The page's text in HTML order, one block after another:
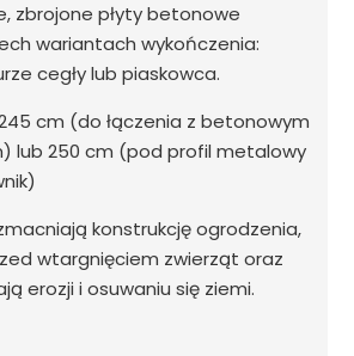
zbrojone płyty betonowe
wariantach wykończenia:
cegły lub piaskowca.
cm (do łączenia z betonowym
lub 250 cm (pod profil metalowy
konstrukcję ogrodzenia,
wtargnięciem zwierząt oraz
erozji i osuwaniu się ziemi.